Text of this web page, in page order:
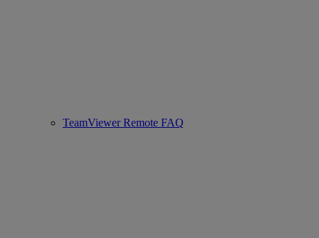
TeamViewer Remote FAQ